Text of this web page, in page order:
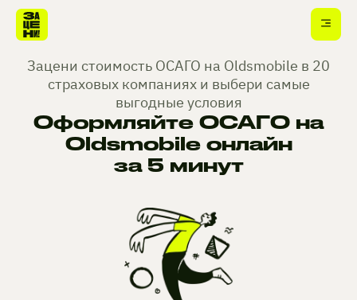
Зацени стоимость ОСАГО на Oldsmobile в 20
страховых компаниях и выбери самые
выгодные условия
Оформляйте ОСАГО на
Oldsmobile онлайн
за 5 минут